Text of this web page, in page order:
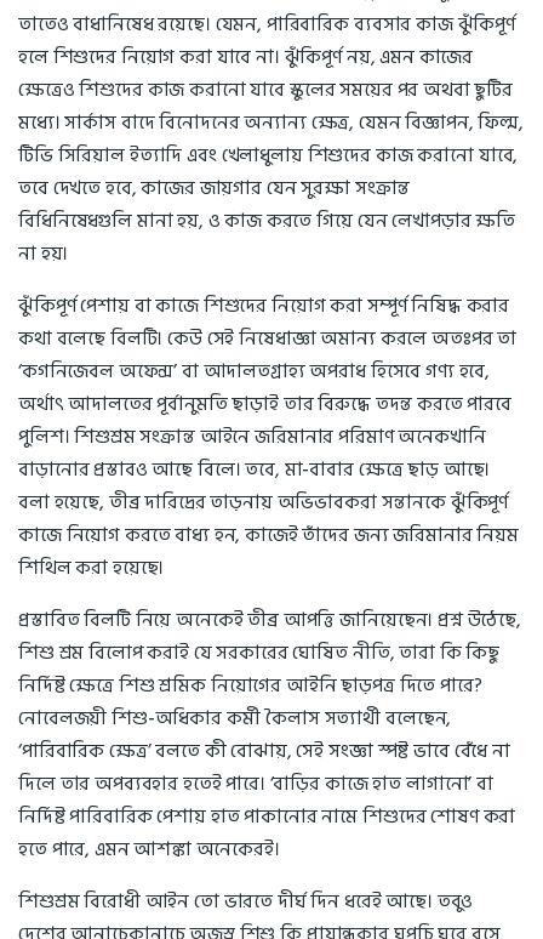
তাতেও বাধানিষেধ রয়েছে। যেমন, পারিবারিক ব্যবসার কাজ ঝুঁকিপূর্ণ
হলে শিশুদের নিয়োগ করা যাবে না। ঝুঁকিপূর্ণ নয়, এমন কাজের
ক্ষেত্রেও শিশুদের কাজ করানো যাবে স্কুলের সময়ের পর অথবা ছুটির
মধ্যে। সার্কাস বাদে বিনোদনের অন্যান্য ক্ষেত্র, যেমন বিজ্ঞাপন, ফিল্ম,
টিভি সিরিয়াল ইত্যাদি এবং খেলাধুলায় শিশুদের কাজ করানো যাবে,
তবে দেখতে হবে, কাজের জায়গার যেন সুরক্ষা সংক্রান্ত
বিধিনিষেধগুলি মানা হয়, ও কাজ করতে গিয়ে যেন লেখাপড়ার ক্ষতি
না হয়।
ঝুঁকিপূর্ণ পেশায় বা কাজে শিশুদের নিয়োগ করা সম্পূর্ণ নিষিদ্ধ করার
কথা বলেছে বিলটি। কেউ সেই নিষেধাজ্ঞা অমান্য করলে অতঃপর তা
‘কগনিজেবল অফেন্স’ বা আদালতগ্রাহ্য অপরাধ হিসেবে গণ্য হবে,
অর্থাৎ আদালতের পূর্বানুমতি ছাড়াই তার বিরুদ্ধে তদন্ত করতে পারবে
পুলিশ। শিশুশ্রম সংক্রান্ত আইনে জরিমানার পরিমাণ অনেকখানি
বাড়ানোর প্রস্তাবও আছে বিলে। তবে, মা-বাবার ক্ষেত্রে ছাড় আছে।
বলা হয়েছে, তীব্র দারিদ্রের তাড়নায় অভিভাবকরা সন্তানকে ঝুঁকিপূর্ণ
কাজে নিয়োগ করতে বাধ্য হন, কাজেই তাঁদের জন্য জরিমানার নিয়ম
শিথিল করা হয়েছে।
প্রস্তাবিত বিলটি নিয়ে অনেকেই তীব্র আপত্তি জানিয়েছেন। প্রশ্ন উঠেছে,
শিশু শ্রম বিলোপ করাই যে সরকারের ঘোষিত নীতি, তারা কি কিছু
নির্দিষ্ট ক্ষেত্রে শিশু শ্রমিক নিয়োগের আইনি ছাড়পত্র দিতে পারে?
নোবেলজয়ী শিশু-অধিকার কর্মী কৈলাস সত্যার্থী বলেছেন,
‘পারিবারিক ক্ষেত্র’ বলতে কী বোঝায়, সেই সংজ্ঞা স্পষ্ট ভাবে বেঁধে না
দিলে তার অপব্যবহার হতেই পারে। ‘বাড়ির কাজে হাত লাগানো’ বা
নির্দিষ্ট পারিবারিক পেশায় হাত পাকানোর নামে শিশুদের শোষণ করা
হতে পারে, এমন আশঙ্কা অনেকেরই।
শিশুশ্রম বিরোধী আইন তো ভারতে দীর্ঘ দিন ধরেই আছে। তবুও